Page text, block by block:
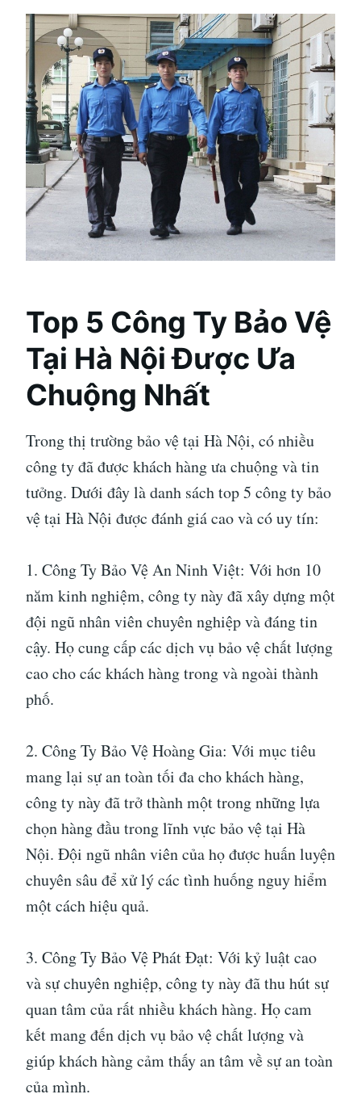
Top 5 Công Ty Bảo Vệ
Tại Hà Nội Được Ưa
Chuộng Nhất
Trong thị trường bảo vệ tại Hà Nội, có nhiều
công ty đã được khách hàng ưa chuộng và tin
tưởng. Dưới đây là danh sách top 5 công ty bảo
vệ tại Hà Nội được đánh giá cao và có uy tín:
1. Công Ty Bảo Vệ An Ninh Việt: Với hơn 10
năm kinh nghiệm, công ty này đã xây dựng một
đội ngũ nhân viên chuyên nghiệp và đáng tin
cậy. Họ cung cấp các dịch vụ bảo vệ chất lượng
cao cho các khách hàng trong và ngoài thành
phố.
2. Công Ty Bảo Vệ Hoàng Gia: Với mục tiêu
mang lại sự an toàn tối đa cho khách hàng,
công ty này đã trở thành một trong những lựa
chọn hàng đầu trong lĩnh vực bảo vệ tại Hà
Nội. Đội ngũ nhân viên của họ được huấn luyện
chuyên sâu để xử lý các tình huống nguy hiểm
một cách hiệu quả.
3. Công Ty Bảo Vệ Phát Đạt: Với kỷ luật cao
và sự chuyên nghiệp, công ty này đã thu hút sự
quan tâm của rất nhiều khách hàng. Họ cam
kết mang đến dịch vụ bảo vệ chất lượng và
giúp khách hàng cảm thấy an tâm về sự an toàn
của mình.